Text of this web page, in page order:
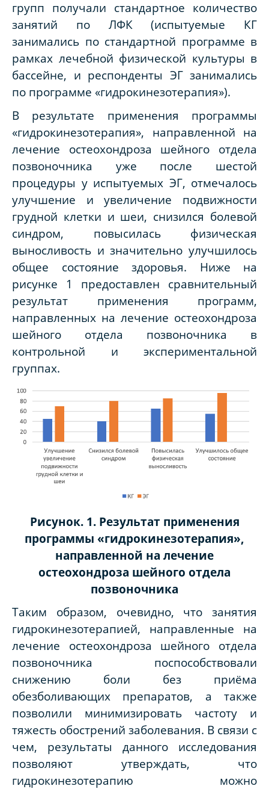
групп получали стандартное количество
занятий по ЛФК (испытуемые КГ
занимались по стандартной программе в
рамках лечебной физической культуры в
бассейне, и респонденты ЭГ занимались
по программе «гидрокинезотерапия»).
В результате применения программы
«гидрокинезотерапия», направленной на
лечение остеохондроза шейного отдела
позвоночника уже после шестой
процедуры у испытуемых ЭГ, отмечалось
улучшение и увеличение подвижности
грудной клетки и шеи, снизился болевой
синдром, повысилась физическая
выносливость и значительно улучшилось
общее состояние здоровья. Ниже на
рисунке 1 предоставлен сравнительный
результат применения программ,
направленных на лечение остеохондроза
шейного отдела позвоночника в
контрольной и экспериментальной
группах.
Рисунок. 1. Результат применения
программы «гидрокинезотерапия»,
направленной на лечение
остеохондроза шейного отдела
позвоночника
Таким образом, очевидно, что занятия
гидрокинезотерапией, направленные на
лечение остеохондроза шейного отдела
позвоночника поспособствовали
снижению боли без приёма
обезболивающих препаратов, а также
позволили минимизировать частоту и
тяжесть обострений заболевания. В связи с
чем, результаты данного исследования
позволяют утверждать, что
гидрокинезотерапию можно